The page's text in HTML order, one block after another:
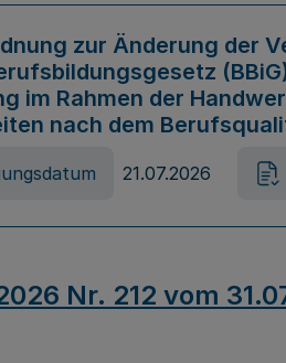
zur Änderung der
im Rahmen der
nach dem
21.07.2026
Nr. 212 vom